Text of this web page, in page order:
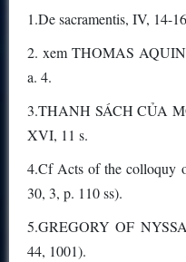
1.De sacramentis, IV, 14-
2. xem THOMAS
a. 4.
3.THANH SÁCH CỦA
XVI, 11 s.
4.Cf Acts of the colloquy
30, 3, p. 110 ss).
5.GREGORY OF
44, 1001).